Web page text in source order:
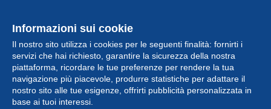
Informazioni sui cookie
Il nostro sito utilizza i cookies per le seguenti finalità: fornirti i
servizi che hai richiesto, garantire la sicurezza della nostra
piattaforma, ricordare le tue preferenze per rendere la tua
navigazione più piacevole, produrre statistiche per adattare il
nostro sito alle tue esigenze, offrirti pubblicità personalizzata in
base ai tuoi interessi.
Collezione